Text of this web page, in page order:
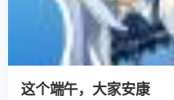
这个端午，大家安康